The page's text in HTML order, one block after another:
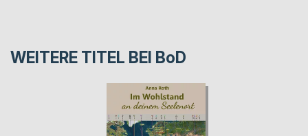
WEITERE TITEL BEI BoD